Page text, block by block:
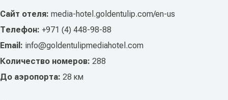
Сайт отеля: media-hotel.goldentulip.com/en-us
Телефон: +971 (4) 448-98-88
Email: info@goldentulipmediahotel.com
Количество номеров: 288
До аэропорта: 28 км